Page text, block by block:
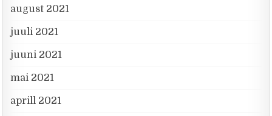
august 2021
juuli 2021
juuni 2021
mai 2021
aprill 2021